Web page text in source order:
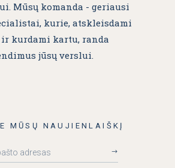
Mūsų komanda - geriausi
kurie, atskleisdami
ir kurdami kartu, randa
jūsų verslui.
MŪSŲ NAUJIENLAIŠKĮ